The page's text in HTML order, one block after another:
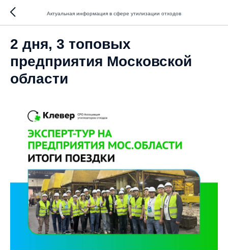
Актуальная информация в сфере утилизации отходов
2 дня, 3 топовых
предприятия Московской
области